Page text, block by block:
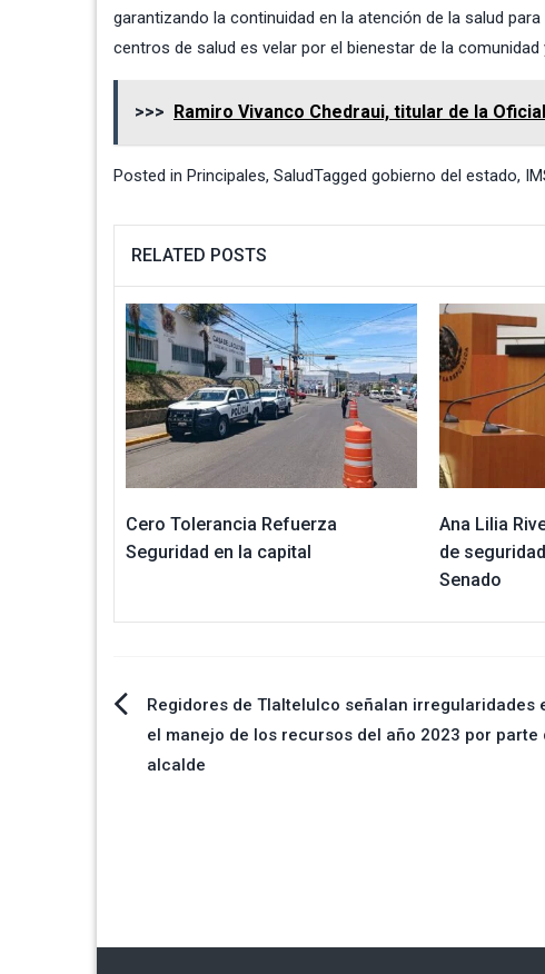
garantizando la continuidad en la atención de la salud
centros de salud es velar por el bienestar de la
>>> Ramiro Vivanco Chedraui, titular de la
Posted in Principales, SaludTagged gobierno del estado,
RELATED POSTS
Cero Tolerancia Refuerza
Seguridad en la capital
Ana Lilia
de
Senado
Navegación
de
Regidores de Tlaltelulco señalan irregularidades
el manejo de los recursos del año 2023 por parte
alcalde